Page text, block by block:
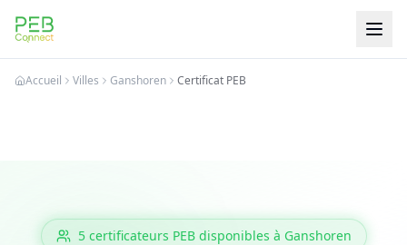
PEB Connect
Accueil Villes Ganshoren Certificat PEB
5 certificateurs PEBdisponibles à Ganshoren